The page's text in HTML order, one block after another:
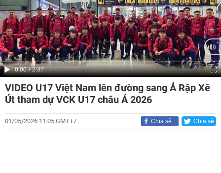
Current
Time
0:00 / Duration
2:37
VIDEO U17 Việt Nam lên đường sang Ả Rập Xê
Út tham dự VCK U17 châu Á 2026
01/05/2026 11:05 GMT+7 Chia sẻ Chia sẻ